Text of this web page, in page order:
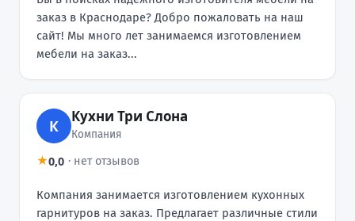
заказ в Краснодаре? Добро пожаловать на наш
сайт! Мы много лет занимаемся изготовлением
мебели на заказ...
К
Кухни Три Слона
Компания
★0,0 · нет отзывов
Компания занимается изготовлением кухонных
гарнитуров на заказ. Предлагает различные стили